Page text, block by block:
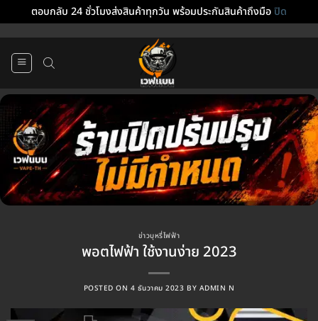
ตอบกลับ 24 ชั่วโมงส่งสินค้าทุกวัน พร้อมประกันสินค้าถึงมือปิด
ข่าวบุหรี่ไฟฟ้า
พอตไฟฟ้า ใช้งานง่าย 2023
POSTED ON 4 ธันวาคม 2023 BY ADMIN N